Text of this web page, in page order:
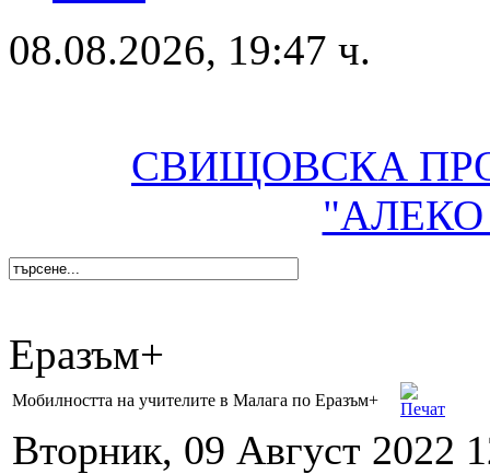
08.08.2026, 19:47 ч.
СВИЩОВСКА
Еразъм+
Мобилността на учителите в Малага по Еразъм+
Вторник, 09 Август 2022